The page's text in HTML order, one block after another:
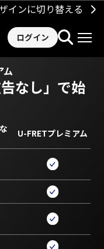
インに切り替える
ログイン
ム
告なし」で始
U-FRETプレミアム